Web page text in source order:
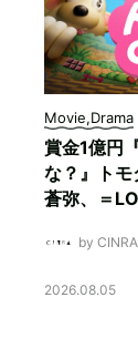
Movie,Drama
賞金1億円
な？』トモ
蒼弥、＝
by
2026.08.05